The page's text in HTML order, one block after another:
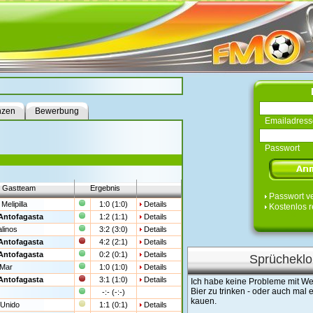
Bewerbung
Gastteam
Ergebnis
1:0 (1:0)
Details
1:2 (1:1)
Details
3:2 (3:0)
Details
4:2 (2:1)
Details
0:2 (0:1)
Details
1:0 (1:0)
Details
3:1 (1:0)
Details
-:- (-:-)
1:1 (0:1) Details
Passwort
Passwort
Kostenlos
Ich habe keine Probleme mit
Bier zu trinken - oder auch mal
kauen.